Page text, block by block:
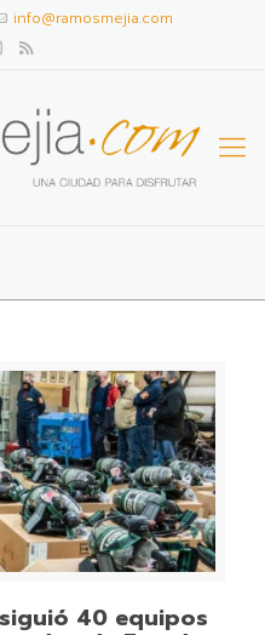
info@ramosmejia.com
40 equipos